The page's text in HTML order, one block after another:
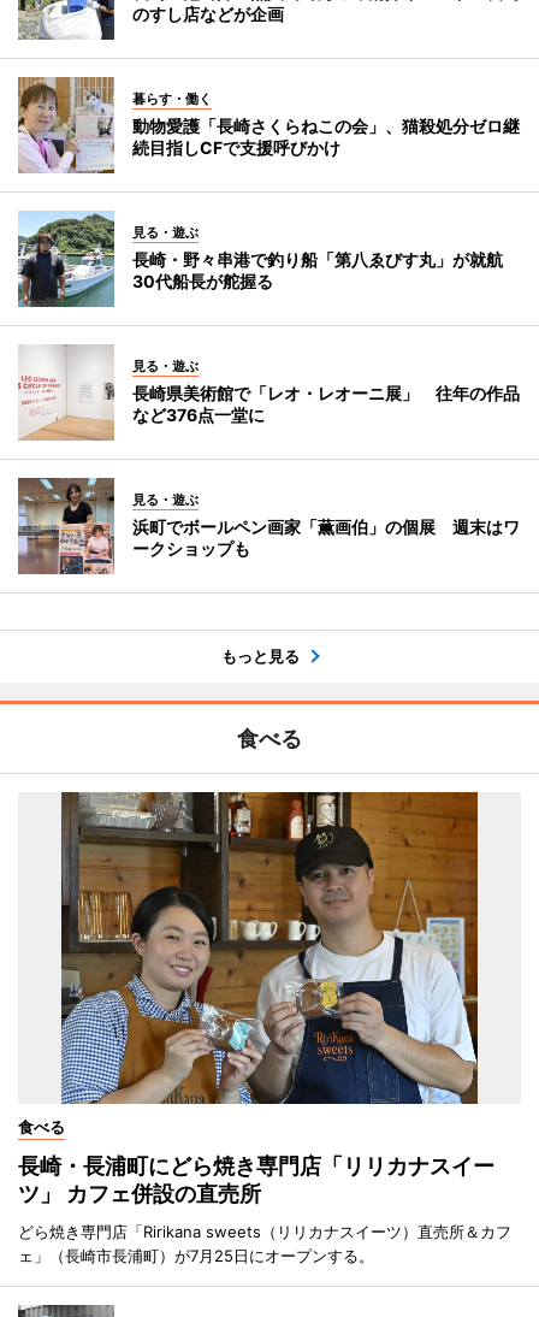
のすし店などが企画
暮らす・働く
動物愛護「長崎さくらねこの会」、猫殺処分ゼロ継
続目指しCFで支援呼びかけ
見る・遊ぶ
長崎・野々串港で釣り船「第八ゑびす丸」が就航
30代船長が舵握る
見る・遊ぶ
長崎県美術館で「レオ・レオーニ展」 往年の作品
など376点一堂に
見る・遊ぶ
浜町でボールペン画家「薫画伯」の個展 週末はワ
ークショップも
もっと見る
食べる
食べる
長崎・長浦町にどら焼き専門店「リリカナスイー
ツ」 カフェ併設の直売所
どら焼き専門店「Ririkana sweets（リリカナスイーツ）直売所＆カフ
ェ」（長崎市長浦町）が7月25日にオープンする。